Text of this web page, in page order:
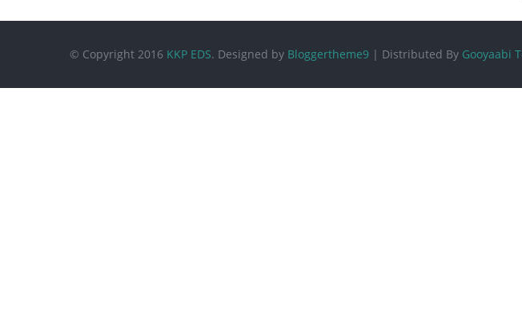
© Copyright 2016 KKP EDS. Designed by Bloggertheme9 | Distributed By Gooyaabi